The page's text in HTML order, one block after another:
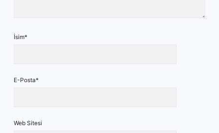
İsim*
E-Posta*
Web Sitesi